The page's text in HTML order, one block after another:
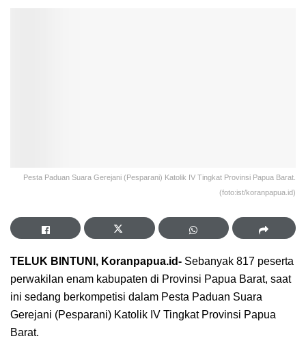
Pesta Paduan Suara Gerejani (Pesparani) Katolik IV Tingkat Provinsi Papua Barat.
(foto:ist/koranpapua.id)
TELUK BINTUNI, Koranpapua.id- Sebanyak 817 peserta
perwakilan enam kabupaten di Provinsi Papua Barat, saat
ini sedang berkompetisi dalam Pesta Paduan Suara
Gerejani (Pesparani) Katolik IV Tingkat Provinsi Papua
Barat.